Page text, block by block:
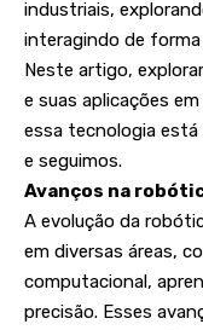
industriais,
interagindo de
Neste artigo,
e suas aplicações
essa tecnologia está
e seguimos.
Avanços na
A evolução da
em diversas áreas,
computacional,
precisão. Esses